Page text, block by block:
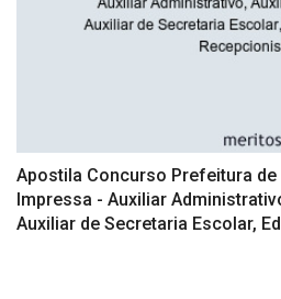
Apostila Concurso Prefeitura de
Impressa - Auxiliar
Auxiliar de Secretaria Escolar,